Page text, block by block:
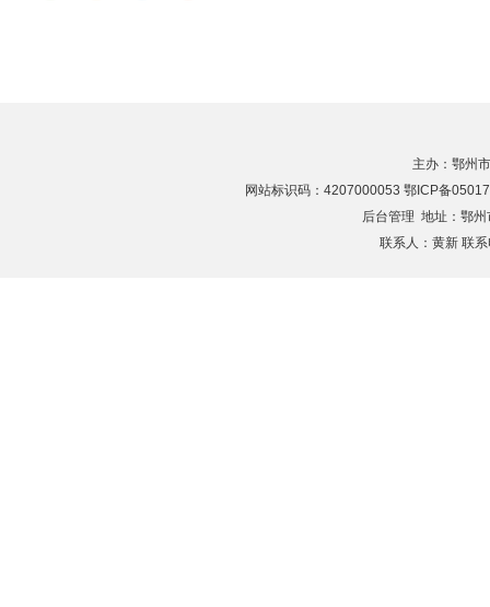
主办：鄂州
网站标识码：4207000053 鄂ICP备
后台管理 地址：鄂
联系人：黄新 联